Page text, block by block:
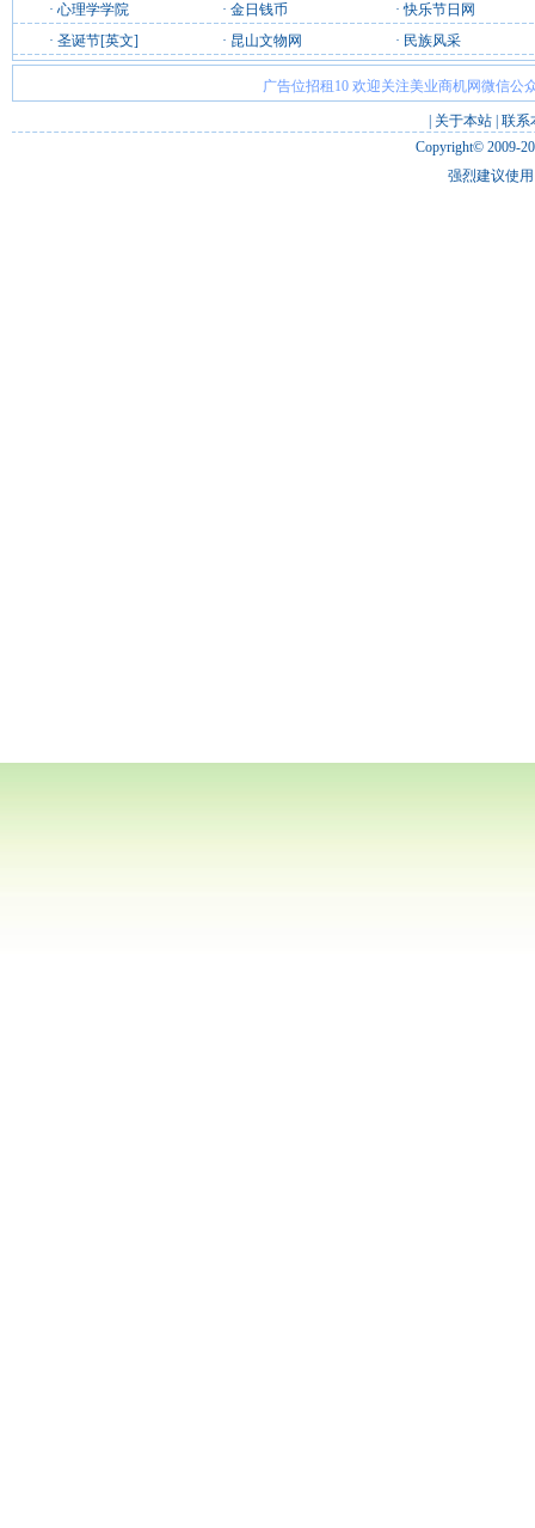
· 心理学学院 · 金日钱币 ·快乐节日网
· 圣诞节[英文] · 昆山文物网 · 民族风采
广告位招租10 欢迎关注美业商机网微信公
关于本站 联系
Copyright© 2009-
强烈建议使